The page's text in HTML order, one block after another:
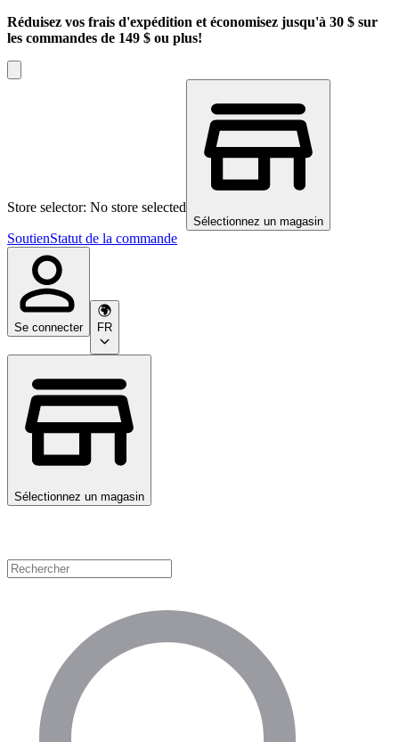
Réduisez vos frais d'expédition et économisez jusqu'à 30 $ sur
les commandes de 149 $ ou plus!
Store selector: No store selected
Sélectionnez un magasin
SoutienStatut de la commande
Se connecter FR
Sélectionnez un magasin